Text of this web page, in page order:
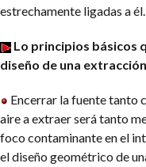
estrechamente ligadas a él.
Lo principios básicos
diseño de una
Encerrar la fuente tanto
aire a extraer será tanto
foco contaminante en el
el diseño geométrico de